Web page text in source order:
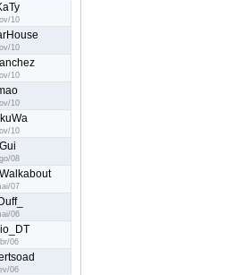
10
10
10
10
10
Gui
08
07
06
06
06